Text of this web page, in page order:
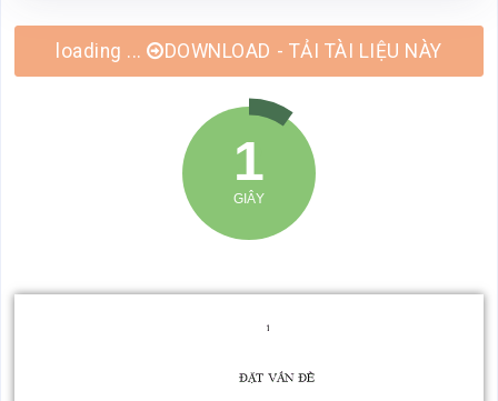
DOWNLOAD - TẢI TÀI LIỆU NÀY